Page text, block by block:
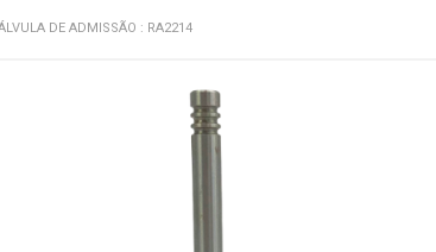
DE ADMISSÃO : RA2214